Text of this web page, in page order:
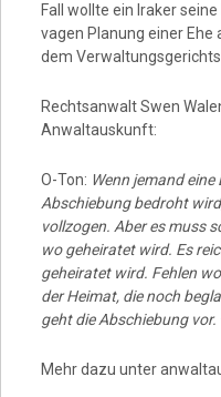
Fall wollte ein Iraker
vagen Planung einer
dem
Rechtsanwalt Swen
Anwaltauskunft:
O-Ton: Wenn jemand
Abschiebung bedroht
vollzogen. Aber es muss
wo geheiratet wird. Es
geheiratet wird. Fehlen
der Heimat, die noch
geht die Abschiebung vor.
Mehr dazu unter